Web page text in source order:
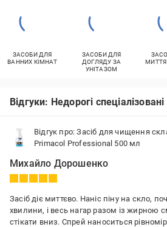
ЗАСОБИ ДЛЯ
ВАННИХ КІМНАТ
ЗАСОБИ ДЛЯ
ДОГЛЯДУ ЗА
УНІТАЗОМ
МИТТЯ
Відгуки: Недорогі
Відгук про: Засіб для чищення
Primacol Professional 500 мл
Михайло Дорошенко
Засіб діє миттєво. Наніс піну на скло,
хвилини, і весь нагар разом із жирною
стікати вниз. Спрей наноситься